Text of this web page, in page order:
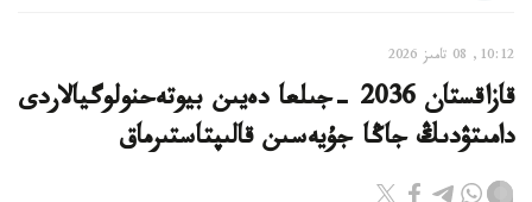
10:12, 08 تامىز 2026
قازاقستان 2036 -جىلعا دەيىن بيوتەحنولوگيالاردى
دامىتۋدىڭ جاڭا جۇيەسىن قالىپتاستىرماق